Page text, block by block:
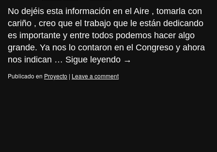
No dejéis esta información en el Aire , tomarla con
cariño , creo que el trabajo que le están dedicando
es importante y entre todos podemos hacer algo
grande. Ya nos lo contaron en el Congreso y ahora
nos indican … Sigue leyendo →
Publicado en Proyecto | Leave a comment